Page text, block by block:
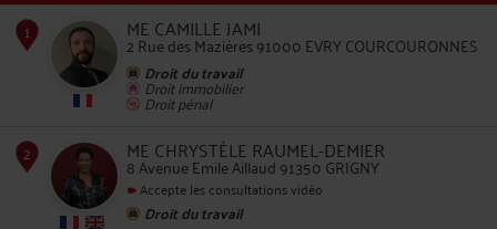
ME CAMILLE JAMI
2 Rue des Mazières 91000 EVRY COURCOURONNES
Droit du travail
Droit immobilier
Droit pénal
ME CHRYSTÈLE RAUMEL-DEMIER
8 Avenue Emile Aillaud 91350 GRIGNY
Accepte les consultations vidéo
Droit du travail